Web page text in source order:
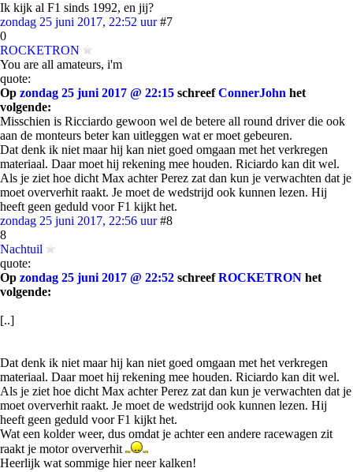
Ik kijk al F1 sinds 1992, en jij?
zondag 25 juni 2017, 22:52 uur #7
0
ROCKETRON
You are all amateurs, i'm
quote:
Op zondag 25 juni 2017 @ 22:15 schreefConnerJohn het
volgende:
Misschien is Ricciardo gewoon wel de betere all round driver die ook
aan de monteurs beter kan uitleggen wat er moet gebeuren.
Dat denk ik niet maar hij kan niet goed omgaan met het verkregen
materiaal. Daar moet hij rekening mee houden. Riciardo kan dit wel.
Als je ziet hoe dicht Max achter Perez zat dan kun je verwachten dat je
moet oververhit raakt. Je moet de wedstrijd ook kunnen lezen. Hij
heeft geen geduld voor F1 kijkt het.
zondag 25 juni 2017, 22:56 uur #8
8
Nachtuil
quote:
Op zondag 25 juni 2017 @ 22:52 schreefROCKETRON het
volgende:
[..]
Dat denk ik niet maar hij kan niet goed omgaan met het verkregen
materiaal. Daar moet hij rekening mee houden. Riciardo kan dit wel.
Als je ziet hoe dicht Max achter Perez zat dan kun je verwachten dat je
moet oververhit raakt. Je moet de wedstrijd ook kunnen lezen. Hij
heeft geen geduld voor F1 kijkt het.
Wat een kolder weer, dus omdat je achter een andere racewagen zit
raakt je motor oververhit
Heerlijk wat sommige hier neer kalken!